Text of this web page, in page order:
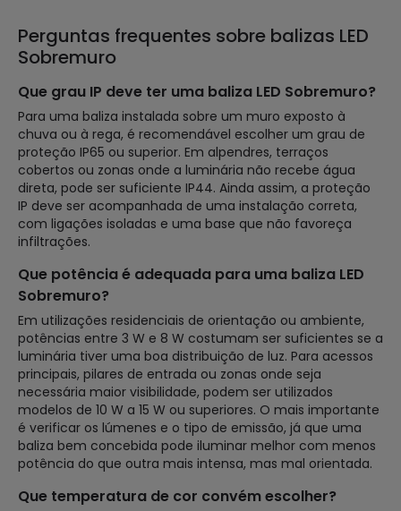
Perguntas frequentes sobre balizas LED
Sobremuro
Que grau IP deve ter uma baliza LED Sobremuro?
Para uma baliza instalada sobre um muro exposto à
chuva ou à rega, é recomendável escolher um grau de
proteção IP65 ou superior. Em alpendres, terraços
cobertos ou zonas onde a luminária não recebe água
direta, pode ser suficiente IP44. Ainda assim, a proteção
IP deve ser acompanhada de uma instalação correta,
com ligações isoladas e uma base que não favoreça
infiltrações.
Que potência é adequada para uma baliza LED
Sobremuro?
Em utilizações residenciais de orientação ou ambiente,
potências entre 3 W e 8 W costumam ser suficientes se a
luminária tiver uma boa distribuição de luz. Para acessos
principais, pilares de entrada ou zonas onde seja
necessária maior visibilidade, podem ser utilizados
modelos de 10 W a 15 W ou superiores. O mais importante
é verificar os lúmenes e o tipo de emissão, já que uma
baliza bem concebida pode iluminar melhor com menos
potência do que outra mais intensa, mas mal orientada.
Que temperatura de cor convém escolher?